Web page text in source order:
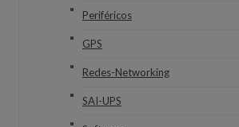
Periféricos
GPS
Redes-Networking
SAI-UPS